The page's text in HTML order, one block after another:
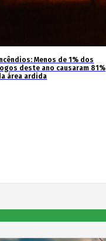
Incêndios: Menos de 1% dos
deste ano causaram 81%
área ardida